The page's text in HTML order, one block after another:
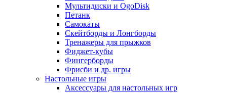
Мультидиски и OgoDisk
Петанк
Самокаты
Скейтборды и Лонгборды
Тренажеры для прыжков
Фиджет-кубы
Фингерборды
Фрисби и др. игры
Настольные игры
Аксессуары для настольных игр